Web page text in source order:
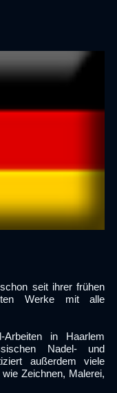
seit ihrer frühen
Werke mit alle
in Haarlem
Nadel- und
außerdem viele
Zeichnen, Malerei,